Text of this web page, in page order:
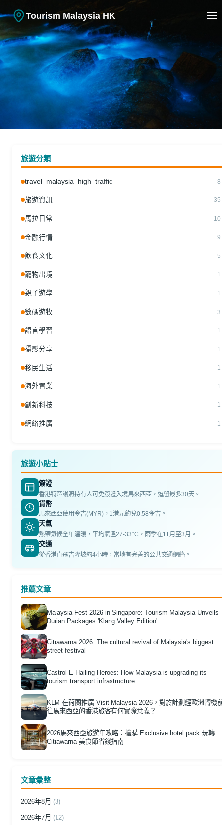
Tourism Malaysia HK
馬來西亞藍眼淚在哪裡拍攝？2026
年四大秘境地點攻略
01.06.2026 Tourism Malaysia HK
旅遊分類
travel_malaysia_high_traffic 8
旅遊資訊 35
馬拉日常 10
金融行情 9
飲食文化 5
寵物出境 1
親子遊學 1
數碼遊牧 3
語言學習 1
攝影分享 1
移民生活 1
海外置業 1
創新科技 1
網絡推廣 1
旅遊小貼士
簽證
香港特區護照持有人可免簽證入境馬來西亞，逗留最多30天。
貨幣
馬來西亞使用令吉(MYR)，1港元約兌0.58令吉。
天氣
熱帶氣候全年溫暖，平均氣溫27-33°C，雨季在11月至3月。
交通
從香港直飛吉隆坡約4小時，當地有完善的公共交通網絡。
推薦文章
Malaysia Fest 2026 in Singapore: Tourism Malaysia Unveils
Durian Packages 'Klang Valley Edition'
Citrawarna 2026: The cultural revival of Malaysia's biggest
street festival
Castrol E-Hailing Heroes: How Malaysia is upgrading its
tourism transport infrastructure
KLM 在荷蘭推廣 Visit Malaysia 2026，對於計劃經歐洲轉機
往馬來西亞的香港旅客有何實際意義？
2026馬來西亞旅遊年攻略：搶購 Exclusive hotel pack 玩轉
Citrawarna 美食節省錢指南
文章彙整
2026年8月 (3)
2026年7月 (12)